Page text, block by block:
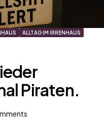
ALLTAG IM IRRENHAUS
Piraten.